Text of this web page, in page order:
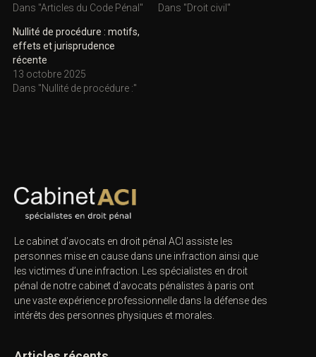
Dans "Articles du Code Pénal"
Dans "Droit civil"
Nullité de procédure : motifs,
effets et jurisprudence
récente
13 octobre 2025
Dans "Nullité de procédure :"
Le cabinet d’avocats en droit pénal ACI assiste les
personnes mise en cause dans une infraction ainsi que
les victimes d’une infraction. Les spécialistes en droit
pénal de notre cabinet d’avocats pénalistes à paris ont
une vaste expérience professionnelle dans la défense des
intérêts des personnes physiques et morales.